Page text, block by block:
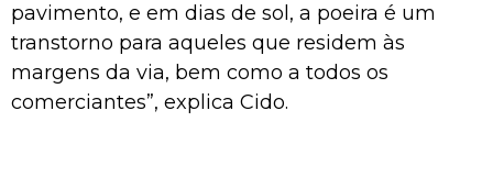
pavimento, e em dias de sol, a poeira é um
transtorno para aqueles que residem às
margens da via, bem como a todos os
comerciantes”, explica Cido.